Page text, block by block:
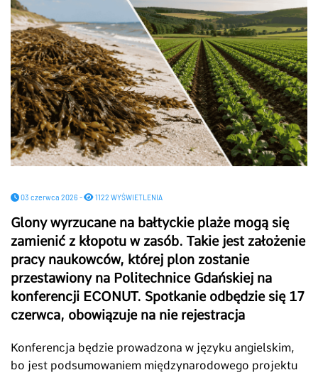
03 czerwca 2026 - 1122 WYŚWIETLENIA
Glony wyrzucane na bałtyckie plaże mogą się
zamienić z kłopotu w zasób. Takie jest założenie
pracy naukowców, której plon zostanie
przestawiony na Politechnice Gdańskiej na
konferencji ECONUT. Spotkanie odbędzie się 17
czerwca, obowiązuje na nie rejestracja
Konferencja będzie prowadzona w języku angielskim,
bo jest podsumowaniem międzynarodowego projektu